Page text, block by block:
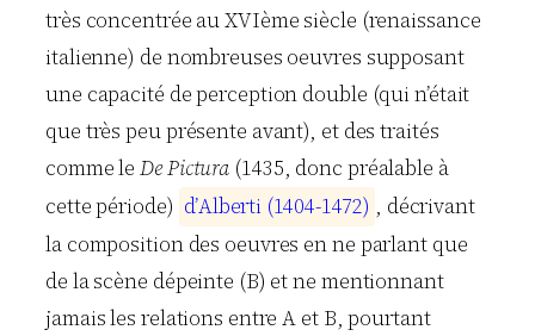
très concentrée au XVIème siècle (renaissance
italienne) de nombreuses oeuvres supposant
une capacité de perception double (qui n’était
que très peu présente avant), et des traités
comme leDe Pictura (1435, donc préalable à
cette période) d’Alberti (1404-1472) , décrivant
la composition des oeuvres en ne parlant que
de la scène dépeinte (B) et ne mentionnant
jamais les relations entre A et B, pourtant